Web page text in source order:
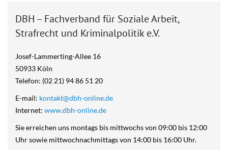
DBH – Fachverband für Soziale Arbeit,
Strafrecht und Kriminalpolitik e.V.
Josef-Lammerting-Allee 16
50933 Köln
Telefon: (02 21) 94 86 51 20
E-mail: kontakt@dbh-online.de
Internet: www.dbh-online.de
Sie erreichen uns montags bis mittwochs von 09:00 bis 12:00
Uhr sowie mittwochnachmittags von 14:00 bis 16:00 Uhr.